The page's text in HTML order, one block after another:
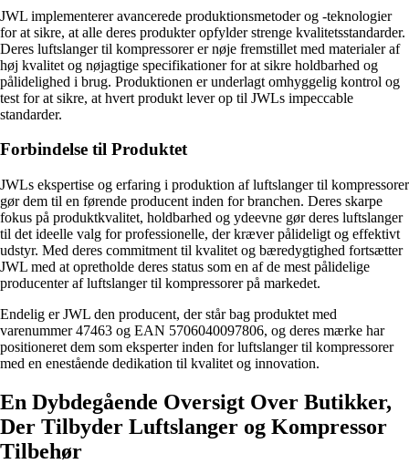
JWL implementerer avancerede produktionsmetoder og -teknologier
for at sikre, at alle deres produkter opfylder strenge kvalitetsstandarder.
Deres luftslanger til kompressorer er nøje fremstillet med materialer af
høj kvalitet og nøjagtige specifikationer for at sikre holdbarhed og
pålidelighed i brug. Produktionen er underlagt omhyggelig kontrol og
test for at sikre, at hvert produkt lever op til JWLs impeccable
standarder.
Forbindelse til Produktet
JWLs ekspertise og erfaring i produktion af luftslanger til kompressorer
gør dem til en førende producent inden for branchen. Deres skarpe
fokus på produktkvalitet, holdbarhed og ydeevne gør deres luftslanger
til det ideelle valg for professionelle, der kræver pålideligt og effektivt
udstyr. Med deres commitment til kvalitet og bæredygtighed fortsætter
JWL med at opretholde deres status som en af ​​de mest pålidelige
producenter af luftslanger til kompressorer på markedet.
Endelig er JWL den producent, der står bag produktet med
varenummer 47463 og EAN 5706040097806, og deres mærke har
positioneret dem som eksperter inden for luftslanger til kompressorer
med en enestående dedikation til kvalitet og innovation.
En Dybdegående Oversigt Over Butikker,
Der Tilbyder Luftslanger og Kompressor
Tilbehør